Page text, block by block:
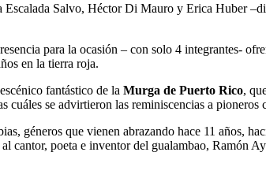
Escalada Salvo, Héctor Di Mauro y Erica Huber
para la ocasión – con solo 4 integrantes-
en la tierra roja.
fantástico de la Murga de Puerto Rico,
se advirtieron las reminiscencias a
géneros que vienen abrazando hace 11 años,
cantor, poeta e inventor del gualambao, Ramón